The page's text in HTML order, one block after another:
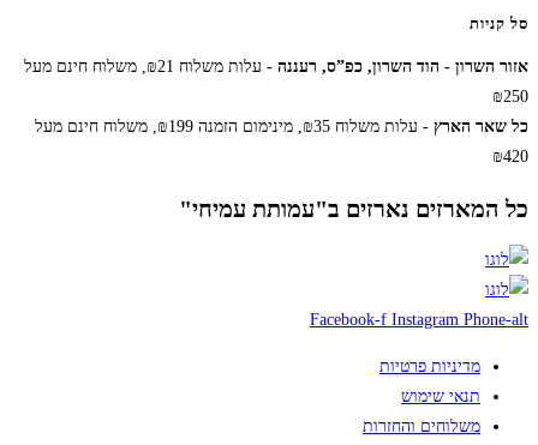
סל קניות
אזור השרון - הוד השרון, כפ”ס, רעננה -
עלות משלוח ₪21, משלוח חינם מעל
₪250
כל שאר הארץ -
עלות משלוח ₪35, מינימום הזמנה ₪199, משלוח חינם מעל
₪420
כל המארזים נארזים ב"עמותת עמיחי"
Facebook-f Instagram Phone-alt
מדיניות פרטיות
תנאי שימוש
משלוחים והחזרות